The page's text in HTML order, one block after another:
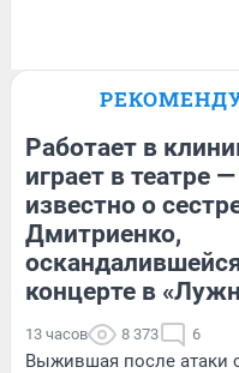
Блогер,
бизнесе
Работает в
играет в театре
известно о
Дмитриенко,
концерте в
13 часов 8 373 6
Выжившая после атаки